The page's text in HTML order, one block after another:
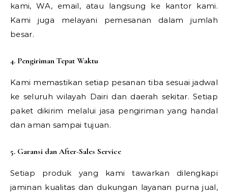
kami, WA, email, atau langsung ke kantor kami.
Kami juga melayani pemesanan dalam jumlah
besar.
4. Pengiriman Tepat Waktu
Kami memastikan setiap pesanan tiba sesuai jadwal
ke seluruh wilayah Dairi dan daerah sekitar. Setiap
paket dikirim melalui jasa pengiriman yang handal
dan aman sampai tujuan.
5. Garansi dan After-Sales Service
Setiap produk yang kami tawarkan dilengkapi
jaminan kualitas dan dukungan layanan purna jual,